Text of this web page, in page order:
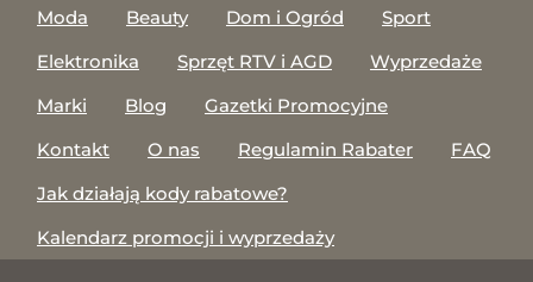
Moda Beauty Dom i Ogród
Sport
Elektronika
Sprzęt RTV i AGD
Wyprzedaże
Marki
Blog
Gazetki Promocyjne
Kontakt
O nas Regulamin Rabater
FAQ
Jak działają kody rabatowe?
Kalendarz promocji i wyprzedaży